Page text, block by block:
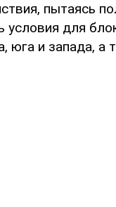
пытаясь
условия для
юга и запада, а